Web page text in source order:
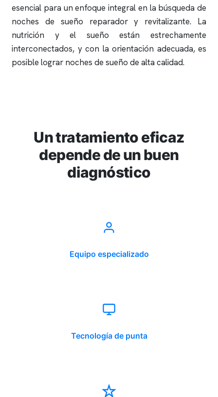
esencial para un enfoque integral en la búsqueda de
noches de sueño reparador y revitalizante. La
nutrición y el sueño están estrechamente
interconectados, y con la orientación adecuada, es
posible lograr noches de sueño de alta calidad.
Un tratamiento eficaz
depende de un buen
diagnóstico
Equipo especializado
Tecnología de punta